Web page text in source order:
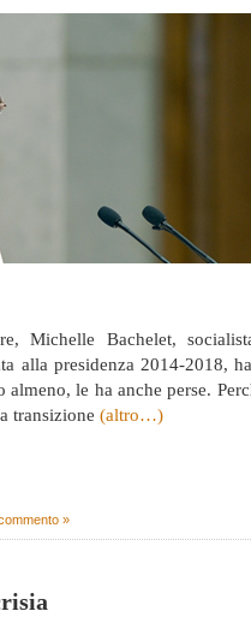
Michelle Bachelet,
alla presidenza 2014-2018,
le ha anche perse.
transizione (altro…)
»